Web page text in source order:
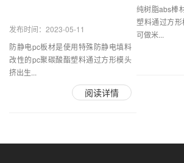
发布时间：2023-05-11
防静电pc板材是使用特殊防静电填料
改性的pc聚碳酸酯塑料通过方形模头
挤出生...
阅读详情
纯树脂abs棒
塑料通过方形
可做米...